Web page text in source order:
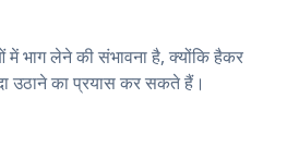
भाग लेने की संभावना है, क्योंकि हैकर
उठाने का प्रयास कर सकते हैं।